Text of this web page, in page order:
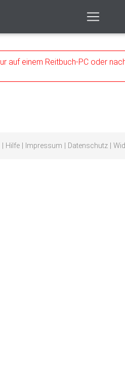
auf einem Reitbuch-PC oder
Hilfe| Impressum Datenschutz|